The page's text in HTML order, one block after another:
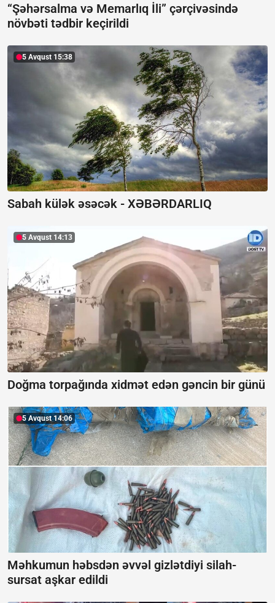
“Şəhərsalma və Memarlıq İli” çərçivəsində
növbəti tədbir keçirildi
5 Avqust 15:38
Sabah külək əsəcək - XƏBƏRDARLIQ
5 Avqust 14:13
Doğma torpağında xidmət edən gəncin bir günü
5 Avqust 14:06
Məhkumun həbsdən əvvəl gizlətdiyi silah-
sursat aşkar edildi